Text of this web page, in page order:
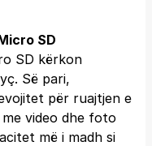
SD
SD kërkon
Së pari,
për ruajtjen e
video dhe foto
më i madh si